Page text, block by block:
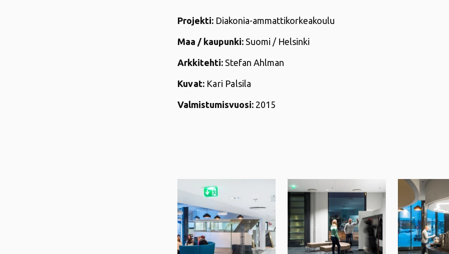
Projekti: Diakonia-ammattikorkeakoulu
Maa / kaupunki: Suomi / Helsinki
Arkkitehti: Stefan Ahlman
Kuvat: Kari Palsila
Valmistumisvuosi: 2015